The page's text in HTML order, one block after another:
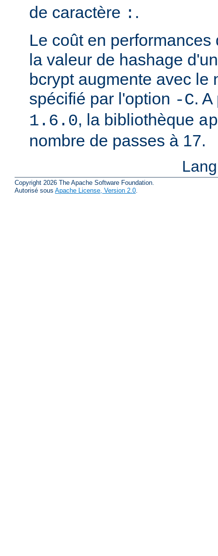
de caractère : .
Le coût en
la valeur de hashage
bcrypt augmente avec le
spécifié par l'option -C.
1.6.0, la bibliothèque
nombre de passes à 17.
Copyright 2026 The Apache Software Foundation.
Autorisé sous Apache License, Version 2.0.